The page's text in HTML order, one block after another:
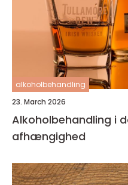
alkoholbehandling
23. March 2026
Alkoholbehandling i
afhængighed